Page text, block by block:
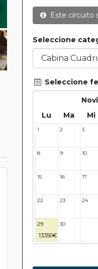
Este circuito
Seleccione
Seleccione
Lu Ma Mi
1 2 3
8 9 10
15 16 17
22 23 24
29
13350€
30